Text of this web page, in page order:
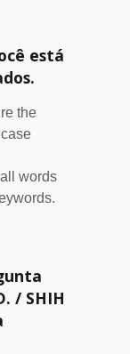
está
the
words
/ SHIH